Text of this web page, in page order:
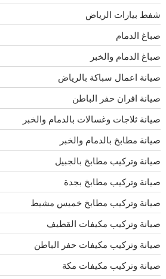
شفط بيارات الرياض
صباغ الدمام
صباغ الدمام والخبر
صيانة اعمال سباكة بالرياض
صيانة افران حفر الباطن
صيانة ثلاجات وغسالات بالدمام والخبر
صيانة مطابخ بالدمام والخبر
صيانة وتركيب مطابخ بالجبيل
صيانة وتركيب مطابخ بجدة
صيانة وتركيب مطابخ خميس مشيط
صيانة وتركيب مكيفات القطيف
صيانة وتركيب مكيفات حفر الباطن
صيانة وتركيب مكيفات مكة